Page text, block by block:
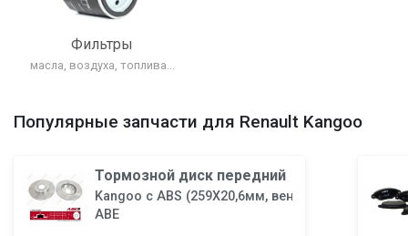
Фильтры
масла, воздуха, топлива...
Популярные запчасти для Renault Kangoo
Тормозной диск передний
Kangoo с ABS (259X20,6мм, вент.)
ABE